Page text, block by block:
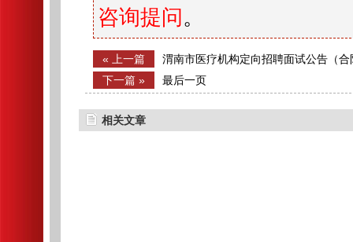
咨询提问 。
« 上一篇
渭南市医疗机构定向招聘面试公告（合
下一篇 »
最后一页
相关文章